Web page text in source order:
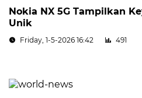
Nokia NX 5G Tampilkan
Unik
Friday, 1-5-2026 16:42 491